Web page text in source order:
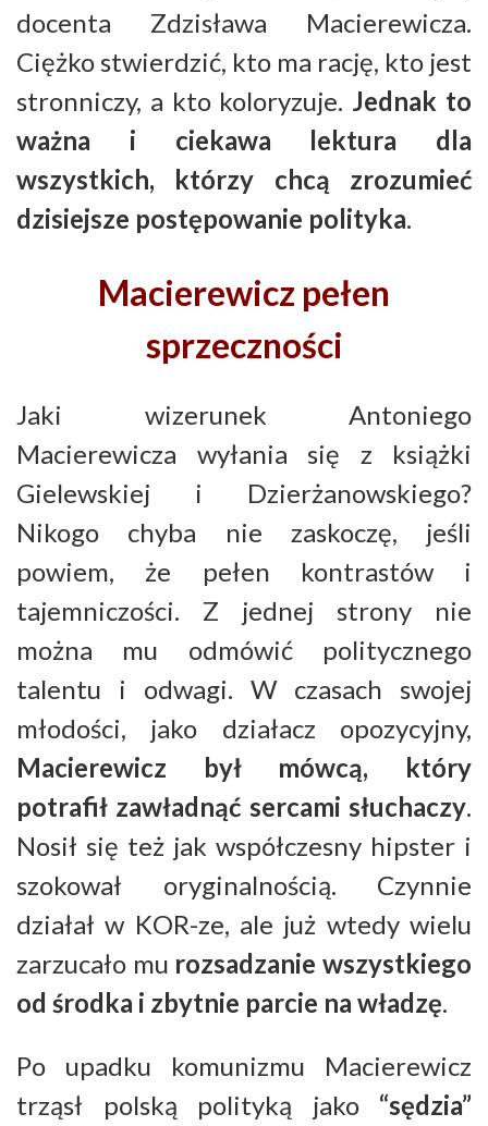
docenta Zdzisława Macierewicza.
Ciężko stwierdzić, kto ma rację, kto jest
stronniczy, a kto koloryzuje. Jednak to
ważna i ciekawa lektura dla
wszystkich, którzy chcą zrozumieć
dzisiejsze postępowanie polityka.
Macierewicz pełen
sprzeczności
Jaki wizerunek Antoniego
Macierewicza wyłania się z książki
Gielewskiej i Dzierżanowskiego?
Nikogo chyba nie zaskoczę, jeśli
powiem, że pełen kontrastów i
tajemniczości. Z jednej strony nie
można mu odmówić politycznego
talentu i odwagi. W czasach swojej
młodości, jako działacz opozycyjny,
Macierewicz był mówcą, który
potrafił zawładnąć sercami słuchaczy.
Nosił się też jak współczesny hipster i
szokował oryginalnością. Czynnie
działał w KOR-ze, ale już wtedy wielu
zarzucało mu rozsadzanie wszystkiego
od środka i zbytnie parcie na władzę.
Po upadku komunizmu Macierewicz
trząsł polską polityką jako “sędzia”